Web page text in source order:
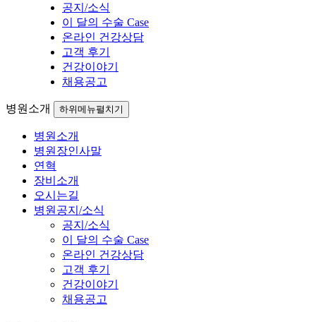
공지/소식
이 달의 수술 Case
온라인 건강상담
고객 후기
건강이야기
채용공고
병원소개 하위메뉴펼치기
병원소개
병원장인사말
연혁
장비소개
오시는길
병원공지/소식
공지/소식
이 달의 수술 Case
온라인 건강상담
고객 후기
건강이야기
채용공고